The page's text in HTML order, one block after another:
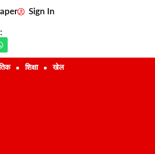
Sign In
शिक्षा खेल